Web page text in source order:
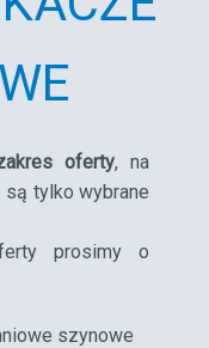
oferty, na
tylko wybrane
prosimy o
szynowe